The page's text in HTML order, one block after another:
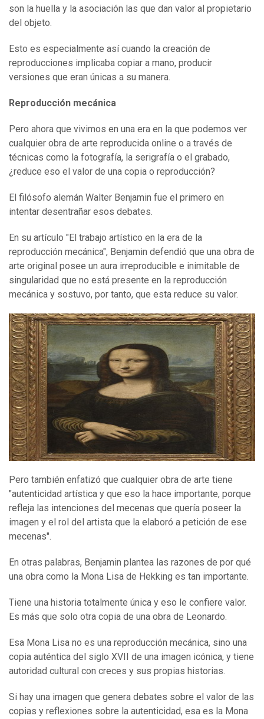
son la huella y la asociación las que dan valor al propietario
del objeto.
Esto es especialmente así cuando la creación de
reproducciones implicaba copiar a mano, producir
versiones que eran únicas a su manera.
Reproducción mecánica
Pero ahora que vivimos en una era en la que podemos ver
cualquier obra de arte reproducida online o a través de
técnicas como la fotografía, la serigrafía o el grabado,
¿reduce eso el valor de una copia o reproducción?
El filósofo alemán Walter Benjamin fue el primero en
intentar desentrañar esos debates.
En su artículo "El trabajo artístico en la era de la
reproducción mecánica", Benjamin defendió que una obra de
arte original posee un aura irreproducible e inimitable de
singularidad que no está presente en la reproducción
mecánica y sostuvo, por tanto, que esta reduce su valor.
Pero también enfatizó que cualquier obra de arte tiene
"autenticidad artística y que eso la hace importante, porque
refleja las intenciones del mecenas que quería poseer la
imagen y el rol del artista que la elaboró a petición de ese
mecenas".
En otras palabras, Benjamin plantea las razones de por qué
una obra como la Mona Lisa de Hekking es tan importante.
Tiene una historia totalmente única y eso le confiere valor.
Es más que solo otra copia de una obra de Leonardo.
Esa Mona Lisa no es una reproducción mecánica, sino una
copia auténtica del siglo XVII de una imagen icónica, y tiene
autoridad cultural con creces y sus propias historias.
Si hay una imagen que genera debates sobre el valor de las
copias y reflexiones sobre la autenticidad, esa es la Mona